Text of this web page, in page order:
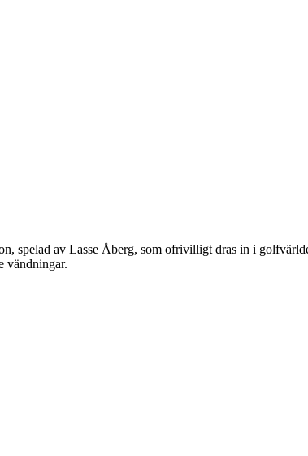
av Lasse Åberg, som ofrivilligt dras in i
vändningar.